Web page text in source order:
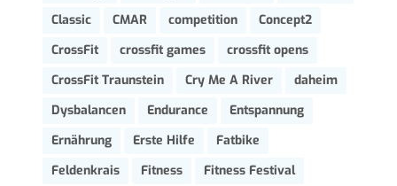
Classic
CMAR competition
Concept2
CrossFit
crossfit games
crossfit opens
CrossFit Traunstein
Cry Me A River
daheim
Dysbalancen
Endurance
Entspannung
Ernährung
Erste Hilfe
Fatbike
Feldenkrais
Fitness
Fitness Festival